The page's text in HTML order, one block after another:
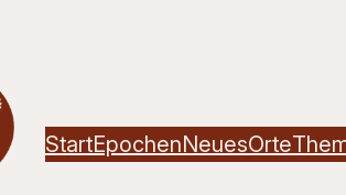
StartEpochenNeuesOrte